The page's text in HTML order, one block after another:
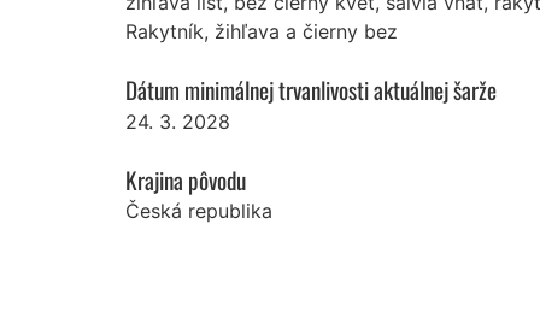
Rakytník, žihľava a čierny bez
Dátum minimálnej trvanlivosti aktuálnej šarže
24. 3. 2028
Krajina pôvodu
Česká republika